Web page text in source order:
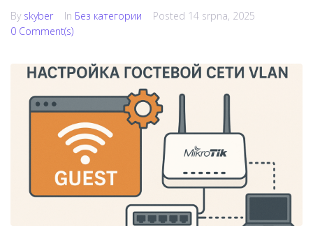
By skyber In Без категории Posted 14 srpna, 2025
0 Comment(s)